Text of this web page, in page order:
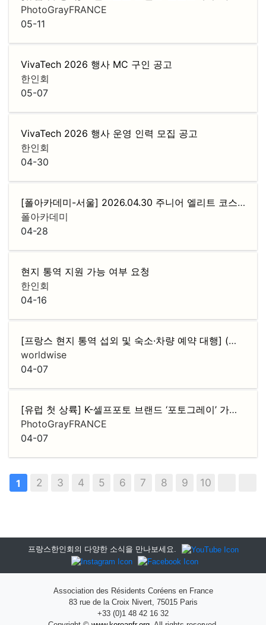
PhotoGrayFRANCE
05-11
VivaTech 2026 행사 MC 구인 공고
한인회
05-07
VivaTech 2026 행사 운영 인력 모집 공고
한인회
04-30
[폴아카데미-서울] 2026.04.30 주니어 엘리트 코스 로드맵 설명회
폴아카데미
04-28
현지 통역 지원 가능 여부 요청
한인회
04-16
[프랑스 현지 통역 섭외 및 숙소·차량 예약 대행] (기업 전용 · 후불 정산)
worldwise
04-07
[유럽 첫 상륙] K-셀프포토 브랜드 ‘포토그레이’ 가맹점주 모집
PhotoGrayFRANCE
04-07
1 2 3 4 5 6 7 8 9 10
프랑스한인회의 다양한 소식을 만나보세요.
Association des Résidents Coréens en France
83 rue de la Croix Nivert, 75015 Paris
+33 (0)1 48 42 16 32